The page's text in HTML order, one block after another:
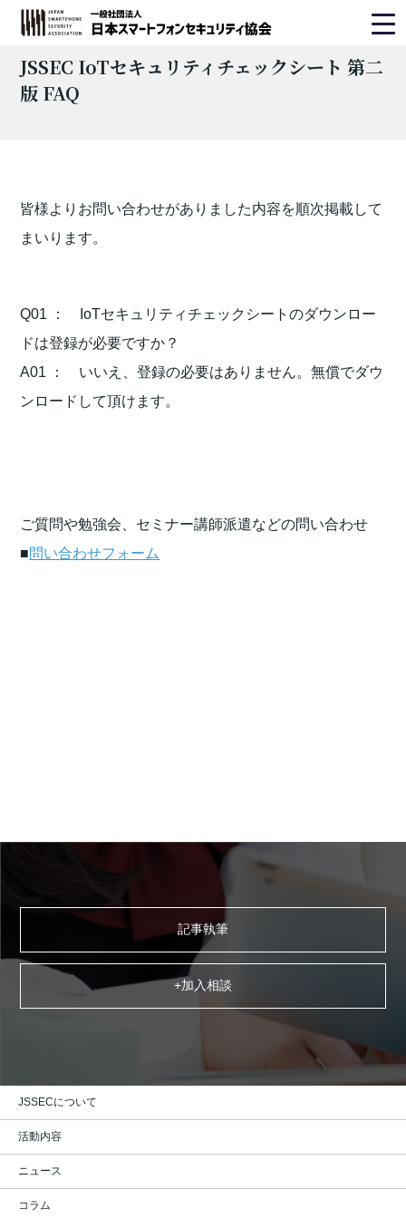
ホーム> JSSEC IoTセキュリティチェックシート 第二版 FAQ
JSSEC IoTセキュリティチェックシート 第二
版 FAQ
皆様よりお問い合わせがありました内容を順次掲載して
まいります。
Q01 ： IoTセキュリティチェックシートのダウンロー
ドは登録が必要ですか？
A01 ： いいえ、登録の必要はありません。無償でダウ
ンロードして頂けます。
ご質問や勉強会、セミナー講師派遣などの問い合わせ
■問い合わせフォーム
記事執筆
+加入相談
JSSECについて
活動内容
ニュース
コラム